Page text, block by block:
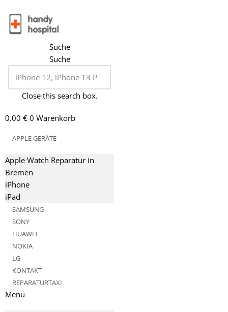
Zum
Suche
Suche
Close this search box.
0.00 € 0 Warenkorb
APPLE GERÄTE
Apple Watch Reparatur in
Bremen
iPhone
iPad
SAMSUNG
SONY
HUAWEI
NOKIA
LG
KONTAKT
REPARATURTAXI
Menü